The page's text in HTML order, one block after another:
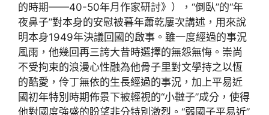
的時期——40-50年月作家研討》），“倒臥”的“年
夜鼻子”對本身的安慰被暮年蕭乾屢次講述，用來說
明本身1949年決議回國的啟事。雖一度經過的事況
風雨，他幾回再三誇大昔時選擇的無怨無悔。崇尚
不受拘束的浪漫心性融為他骨子里對文學持之以恆
的酷愛，伶丁無依的生長經過的事況，加上平易近
國初年特別時期佈景下被輕視的“小韃子”成分，使得
他對國度強盛的盼望非分特別激烈。“弱國子平易近”